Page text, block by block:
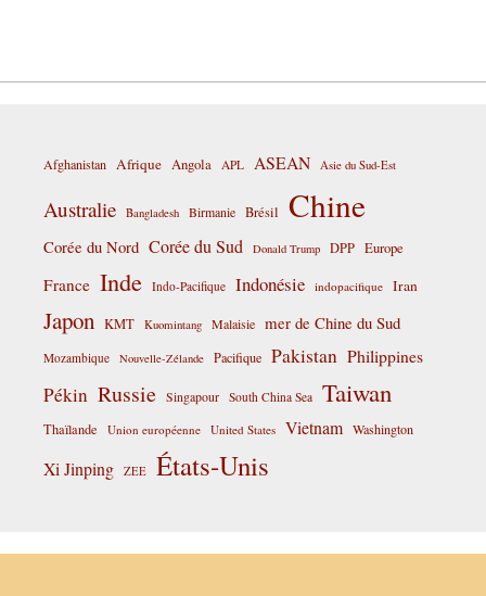
Afghanistan Afrique Angola APL ASEAN Asie du Sud-Est
Australie Bangladesh Birmanie Brésil Chine
Corée du Nord Corée du Sud Donald Trump DPP Europe
France Inde Indo-Pacifique Indonésie indopacifique Iran
Japon KMT Kuomintang Malaisie mer de Chine du Sud
Mozambique Nouvelle-Zélande Pacifique Pakistan Philippines
Pékin Russie Singapour South China Sea Taiwan
Thaïlande Union européenne United States Vietnam Washington
Xi Jinping ZEE États-Unis